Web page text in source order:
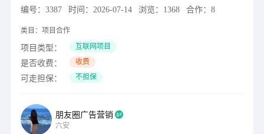
编号： 3387 时间： 2026-07-14 浏览： 1368 合作： 8
类目： 项目合作
项目类型： 互联网项目
是否收费： 收费
可走担保： 不担保
朋友圈广告营销
六安